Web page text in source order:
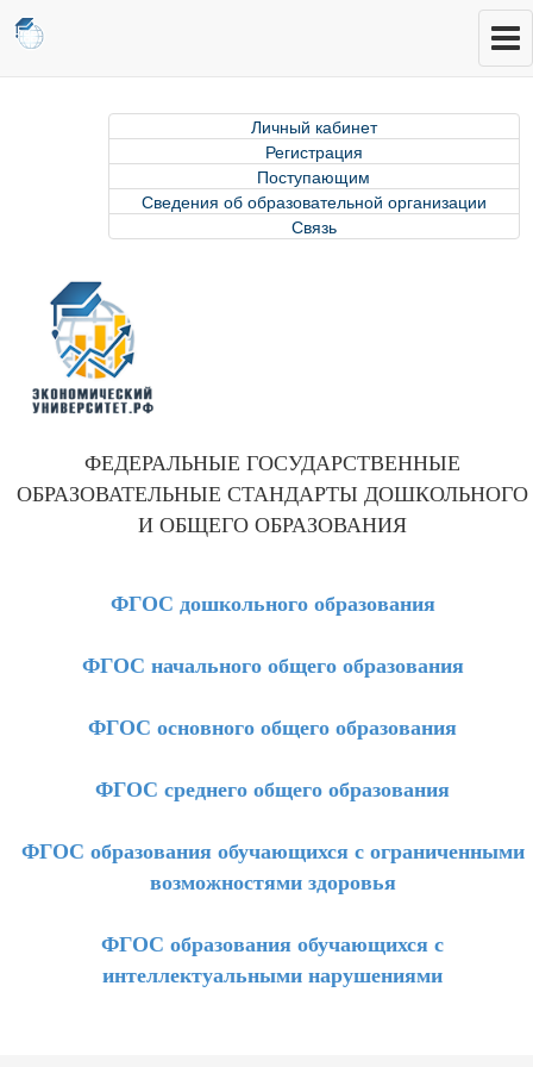
Личный кабинет
Регистрация
Поступающим
Сведения об образовательной организации
Связь
ФЕДЕРАЛЬНЫЕ ГОСУДАРСТВЕННЫЕ
ОБРАЗОВАТЕЛЬНЫЕ СТАНДАРТЫ ДОШКОЛЬНОГО
И ОБЩЕГО ОБРАЗОВАНИЯ
ФГОС дошкольного образования
ФГОС начального общего образования
ФГОС основного общего образования
ФГОС среднего общего образования
ФГОС образования обучающихся с ограниченными
возможностями здоровья
ФГОС образования обучающихся с
интеллектуальными нарушениями